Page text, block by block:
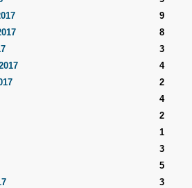
9
8
3
4
2
4
2
1
3
5
3